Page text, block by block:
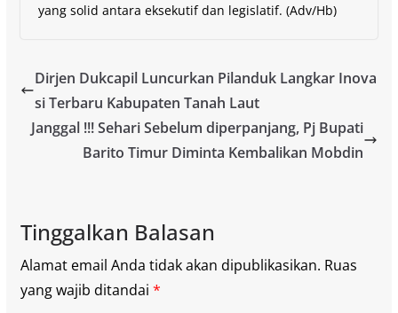
yang solid antara eksekutif dan legislatif. (Adv/Hb)
Dirjen Dukcapil Luncurkan Pilanduk Langkar Inova
si Terbaru Kabupaten Tanah Laut
Janggal !!! Sehari Sebelum diperpanjang, Pj Bupati
Barito Timur Diminta Kembalikan Mobdin
Tinggalkan Balasan
Alamat email Anda tidak akan dipublikasikan. Ruas
yang wajib ditandai *